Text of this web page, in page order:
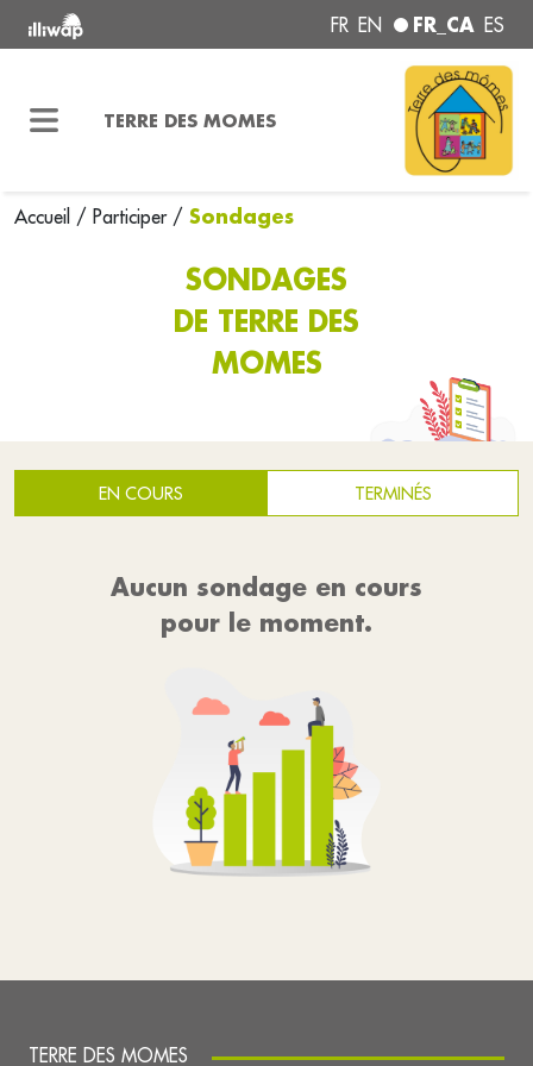
FR EN FR_CA ES
TERRE DES MOMES
Accueil / Participer/ Sondages
SONDAGES
DE TERRE DES
MOMES
EN COURS TERMINÉS
Aucun sondage en cours
pour le moment.
TERRE DES MOMES